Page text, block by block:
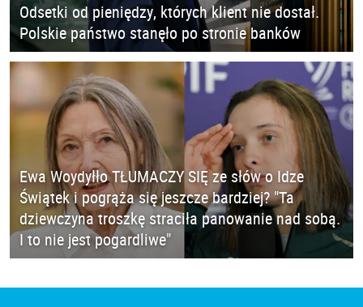
Odsetki od pieniędzy, których klient nie dostał.
Polskie państwo stanęło po stronie banków
Ewa Woydyłło TŁUMACZY SIĘ ze słów o Idze
Świątek i pogrąża się jeszcze bardziej? "Ta
dziewczyna troszkę straciła panowanie nad sobą.
I to nie jest pogardliwe"